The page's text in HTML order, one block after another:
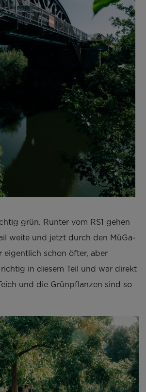
grün. Runter vom RS1 gehen
weite und jetzt durch den MüGa-
eigentlich schon öfter, aber
in diesem Teil und war direkt
und die Grünpflanzen sind so